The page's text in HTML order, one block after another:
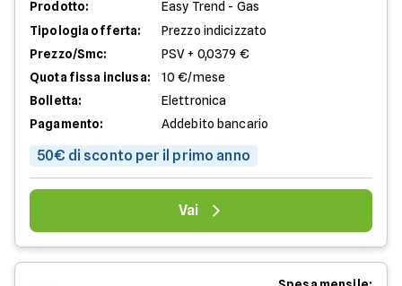
Prodotto:
Easy Trend - Gas
Tipologia offerta:
Prezzo indicizzato
Prezzo/Smc:
PSV + 0,0379 €
Quota fissa inclusa:
10 €/mese
Bolletta:
Elettronica
Pagamento:
Addebito bancario
50€ di sconto per il primo anno
Vai